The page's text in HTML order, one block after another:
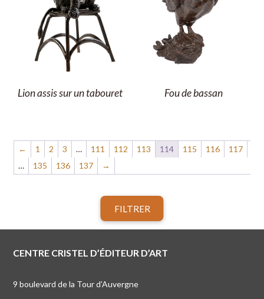
Lion assis sur un tabouret Fou de bassan
← 1 2 3 … 111 112 113 114 115 116
117
…
135 136 137 →
FILTRER
CENTRE CRISTEL D’ÉDITEUR D’ART
9 boulevard de la Tour d’Auvergne